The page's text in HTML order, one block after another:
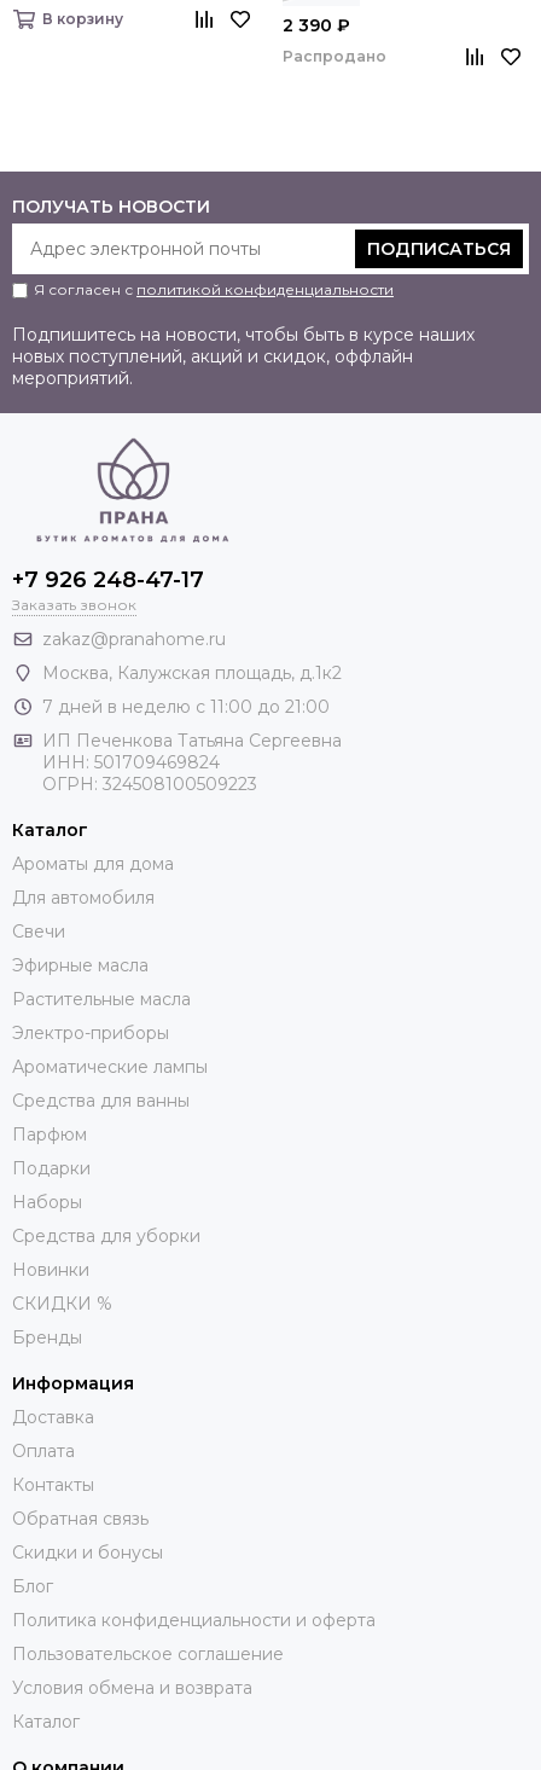
В корзину 2 390 ₽
Распродано
ПОЛУЧАТЬ НОВОСТИ
ПОДПИСАТЬСЯ
Я согласен с политикой конфиденциальности
Подпишитесь на новости, чтобы быть в курсе наших
новых поступлений, акций и скидок, оффлайн
мероприятий.
+7 926 248-47-17
Заказать звонок
zakaz@pranahome.ru
Москва, Калужская площадь, д.1к2
7 дней в неделю с 11:00 до 21:00
ИП Печенкова Татьяна Сергеевна
ИНН: 501709469824
ОГРН: 324508100509223
Каталог
Ароматы для дома
Для автомобиля
Свечи
Эфирные масла
Растительные масла
Электро-приборы
Ароматические лампы
Средства для ванны
Парфюм
Подарки
Наборы
Средства для уборки
Новинки
СКИДКИ %
Бренды
Информация
Доставка
Оплата
Контакты
Обратная связь
Скидки и бонусы
Блог
Политика конфиденциальности и оферта
Пользовательское соглашение
Условия обмена и возврата
Каталог